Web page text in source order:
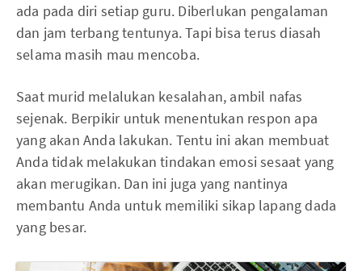
ada pada diri setiap guru. Diberlukan pengalaman
dan jam terbang tentunya. Tapi bisa terus diasah
selama masih mau mencoba.
Saat murid melalukan kesalahan, ambil nafas
sejenak. Berpikir untuk menentukan respon apa
yang akan Anda lakukan. Tentu ini akan membuat
Anda tidak melakukan tindakan emosi sesaat yang
akan merugikan. Dan ini juga yang nantinya
membantu Anda untuk memiliki sikap lapang dada
yang besar.